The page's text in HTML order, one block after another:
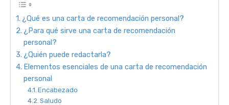
¿Qué es una carta de recomendación personal?
¿Para qué sirve una carta de recomendación
personal?
¿Quién puede redactarla?
Elementos esenciales de una carta de recomendación
personal
Encabezado
Saludo